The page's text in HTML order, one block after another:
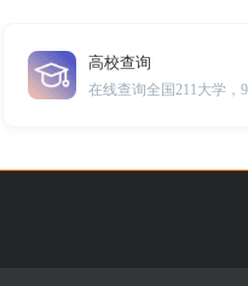
高校查询
在线查询全国211大学，